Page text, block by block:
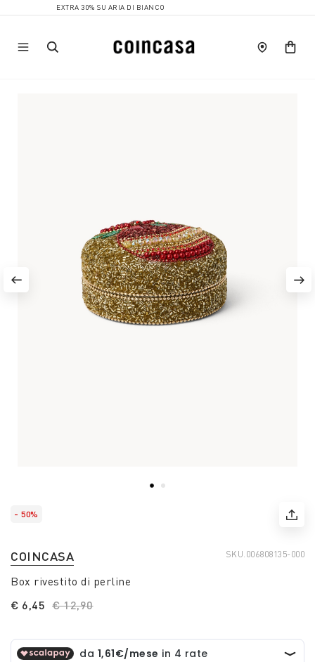
EXTRA 30% SU ARIA DI BIANCO
- 50%
COINCASA SKU. 006808135-000
Box rivestito di perline
Price reduced from
€ 12,90to
€ 6,45